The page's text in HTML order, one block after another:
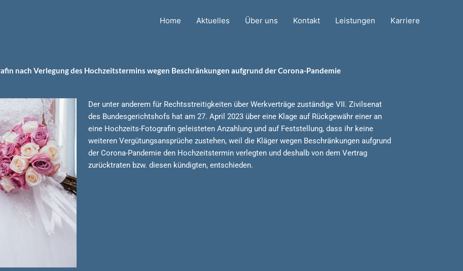
Home Aktuelles Über uns Kontakt Leistungen Karriere
nach Verlegung des Hochzeitstermins wegen Beschränkungen aufgrund der Corona-Pandemie
Der unter anderem für Rechtsstreitigkeiten über Werkverträge zuständige VII. Zivilsenat
des Bundesgerichtshofs hat am 27. April 2023 über eine Klage auf Rückgewähr einer an
eine Hochzeits-Fotografin geleisteten Anzahlung und auf Feststellung, dass ihr keine
weiteren Vergütungsansprüche zustehen, weil die Kläger wegen Beschränkungen aufgrund
der Corona-Pandemie den Hochzeitstermin verlegten und deshalb von dem Vertrag
zurücktraten bzw. diesen kündigten, entschieden.